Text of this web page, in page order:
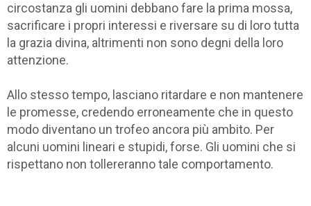
circostanza gli uomini debbano fare la prima mossa,
sacrificare i propri interessi e riversare su di loro tutta
la grazia divina, altrimenti non sono degni della loro
attenzione.
Allo stesso tempo, lasciano ritardare e non mantenere
le promesse, credendo erroneamente che in questo
modo diventano un trofeo ancora più ambito. Per
alcuni uomini lineari e stupidi, forse. Gli uomini che si
rispettano non tollereranno tale comportamento.